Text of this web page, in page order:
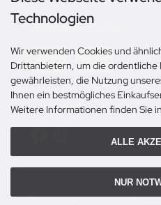
Zahlungsmethoden
Social Media
Alle Preise exkl. gesetzl. MwSt. zzgl.
Technologien
Wir verwenden Cookies und
Drittanbietern, um die ordentliche
gewährleisten, die Nutzung
Ihnen ein bestmögliches
Weitere Informationen finden Sie
ALLE
NUR